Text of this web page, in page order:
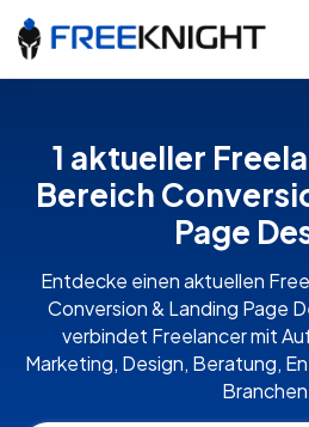
1 aktueller
Bereich
Page
Entdecke einen aktuellen
Conversion & Landing Page
verbindet Freelancer mit
Marketing, Design, Beratung,